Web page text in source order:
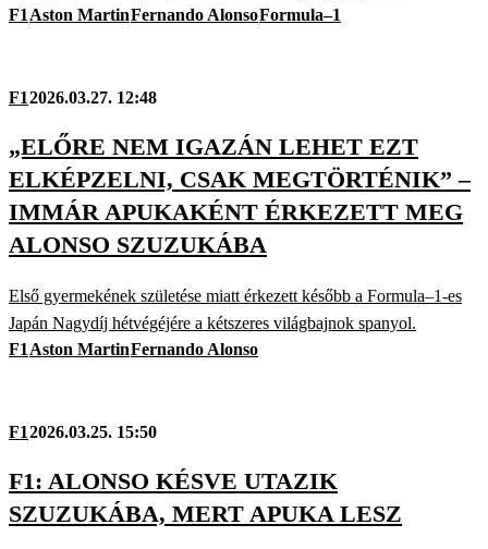
F1 Aston MartinFernando AlonsoFormula–1
F12026.03.27. 12:48
„ELŐRE NEM IGAZÁN LEHET EZT
ELKÉPZELNI, CSAK MEGTÖRTÉNIK” –
IMMÁR APUKAKÉNT ÉRKEZETT MEG
ALONSO SZUZUKÁBA
Első gyermekének születése miatt érkezett később a Formula–1-es
Japán Nagydíj hétvégéjére a kétszeres világbajnok spanyol.
F1 Aston MartinFernando Alonso
F12026.03.25. 15:50
F1: ALONSO KÉSVE UTAZIK
SZUZUKÁBA, MERT APUKA LESZ